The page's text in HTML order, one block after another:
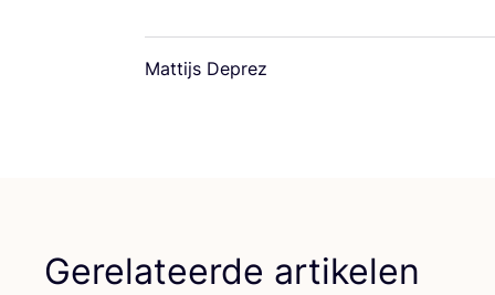
Mattijs Deprez
Gerelateerde artikelen